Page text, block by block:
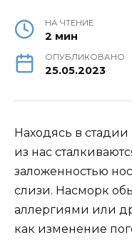
НА ЧТЕНИЕ
2 мин
ОПУБЛИКОВАНО
25.05.2023
Находясь в
из нас
заложенностью
слизи. Насморк
аллергиями или
как изменение